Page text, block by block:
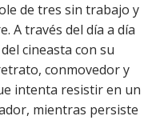
de tres sin trabajo y
A través del día a día
cineasta con su
conmovedor y
intenta resistir en un
mientras persiste